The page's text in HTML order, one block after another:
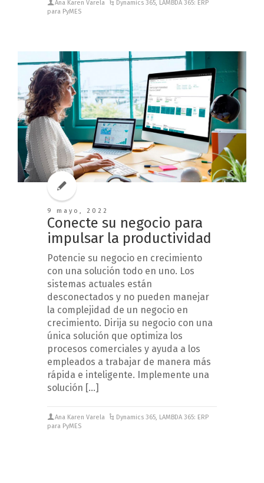
Ana Karen Varela Dynamics 365 LAMBDA 365: ERP
para PyMES
9 mayo, 2022
Conecte su negocio para
impulsar la productividad
Potencie su negocio en crecimiento
con una solución todo en uno. Los
sistemas actuales están
desconectados y no pueden manejar
la complejidad de un negocio en
crecimiento. Dirija su negocio con una
única solución que optimiza los
procesos comerciales y ayuda a los
empleados a trabajar de manera más
rápida e inteligente. Implemente una
solución […]
Ana Karen Varela Dynamics 365, LAMBDA 365: ERP
para PyMES